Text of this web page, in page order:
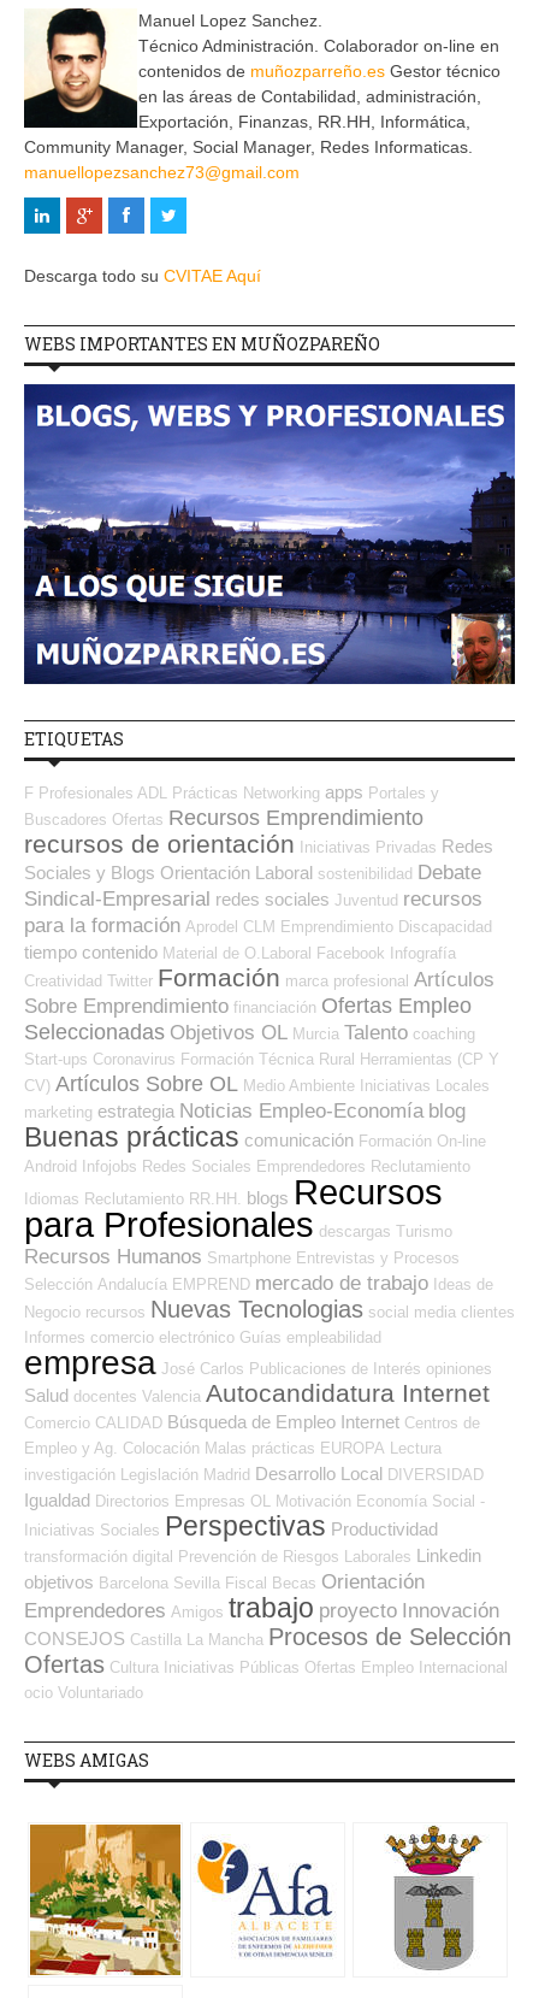
Manuel Lopez Sanchez.
Técnico Administración. Colaborador on-line en
contenidos de muñozparreño.es Gestor técnico
en las áreas de Contabilidad, administración,
Exportación, Finanzas, RR.HH, Informática,
Community Manager, Social Manager, Redes Informaticas.
manuellopezsanchez73@gmail.com
Descarga todo su CVITAE Aquí
WEBS IMPORTANTES EN MUÑOZPAREÑO
ETIQUETAS
F Profesionales ADL Prácticas Networking apps Portales y
Buscadores Ofertas Recursos Emprendimiento
recursos de orientación Iniciativas Privadas Redes
Sociales y Blogs Orientación Laboral sostenibilidad Debate
Sindical-Empresarial redes sociales Juventud recursos
para la formación Aprodel CLM Emprendimiento Discapacidad
tiempo contenido Material de O.Laboral Facebook Infografía
Creatividad Twitter Formación marca profesional Artículos
Sobre Emprendimiento financiación Ofertas Empleo
Seleccionadas Objetivos OL Murcia Talento coaching
Start-ups Coronavirus Formación Técnica Rural Herramientas (CP Y
CV) Artículos Sobre OL Medio Ambiente Iniciativas Locales
marketing estrategia Noticias Empleo-Economía blog
Buenas prácticas comunicación Formación On-line
Android Infojobs Redes Sociales Emprendedores Reclutamiento
Idiomas Reclutamiento RR.HH. blogs Recursos
para Profesionales descargas Turismo
Recursos Humanos Smartphone Entrevistas y Procesos
Selección Andalucía EMPREND mercado de trabajo Ideas de
Negocio recursos Nuevas Tecnologias social media clientes
Informes comercio electrónico Guías empleabilidad
empresa José Carlos Publicaciones de Interés opiniones
Salud docentes Valencia Autocandidatura Internet
Comercio CALIDAD Búsqueda de Empleo Internet Centros de
Empleo y Ag. Colocación Malas prácticas EUROPA Lectura
investigación Legislación Madrid Desarrollo Local DIVERSIDAD
Igualdad Directorios Empresas OL Motivación Economía Social -
Iniciativas Sociales Perspectivas Productividad
transformación digital Prevención de Riesgos Laborales Linkedin
objetivos Barcelona Sevilla Fiscal Becas Orientación
Emprendedores Amigos trabajo proyecto Innovación
CONSEJOS Castilla La Mancha Procesos de Selección
Ofertas Cultura Iniciativas Públicas Ofertas Empleo Internacional
ocio Voluntariado
WEBS AMIGAS